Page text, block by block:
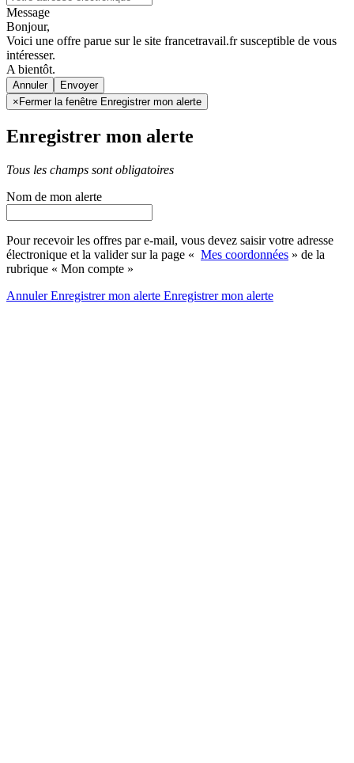
Message
Bonjour,
Voici une offre parue sur le site francetravail.fr susceptible de vous
intéresser.
A bientôt.
Annuler
× Fermer la fenêtre Enregistrer mon alerte
Enregistrer mon alerte
Tous les champs sont obligatoires
Nom de mon alerte
Pour recevoir les offres par e-mail, vous devez saisir votre adresse
électronique et la valider sur la page « Mes coordonnées » de la
rubrique « Mon compte »
AnnulerEnregistrer mon alerte Enregistrermon alerte